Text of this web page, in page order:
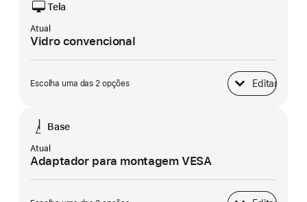
Tela
Atual
Vidro convencional
Escolha uma das 2 opções Editar
Tela
Base
Atual
Adaptador para montagem VESA